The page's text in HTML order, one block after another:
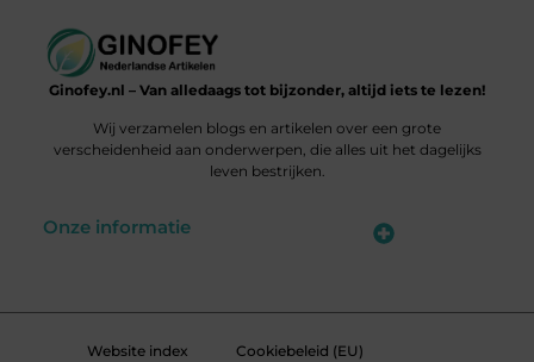
Houten vloeren Den Haag
« Vorige 1 2 Volgende »
Ginofey.nl – Van alledaags tot bijzonder, altijd iets te lezen!
Wij verzamelen blogs en artikelen over een grote
verscheidenheid aan onderwerpen, die alles uit het dagelijks
leven bestrijken.
Onze informatie
Website index
Cookiebeleid (EU)